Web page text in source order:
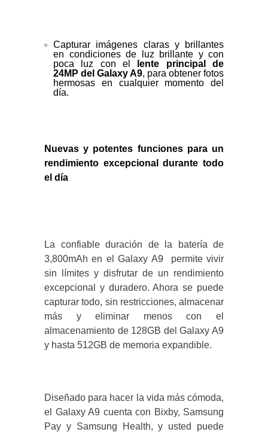
Capturar imágenes claras y brillantes
en condiciones de luz brillante y con
poca luz con el
lente principal de
24MP del Galaxy A9, para obtener fotos
hermosas en cualquier momento del
día.
Nuevas y potentes funciones para un
rendimiento excepcional durante todo
el día
La confiable duración de la batería de
3,800mAh en el Galaxy A9 permite vivir
sin límites y disfrutar de un rendimiento
excepcional y duradero. Ahora se puede
capturar todo, sin restricciones, almacenar
más y eliminar menos con el
almacenamiento de 128GB del Galaxy A9
y hasta 512GB de memoria expandible.
Diseñado para hacer la vida más cómoda,
el Galaxy A9 cuenta con Bixby, Samsung
Pay y Samsung Health, y usted puede